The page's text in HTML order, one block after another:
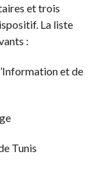
et trois
La liste
:
et de
Tunis